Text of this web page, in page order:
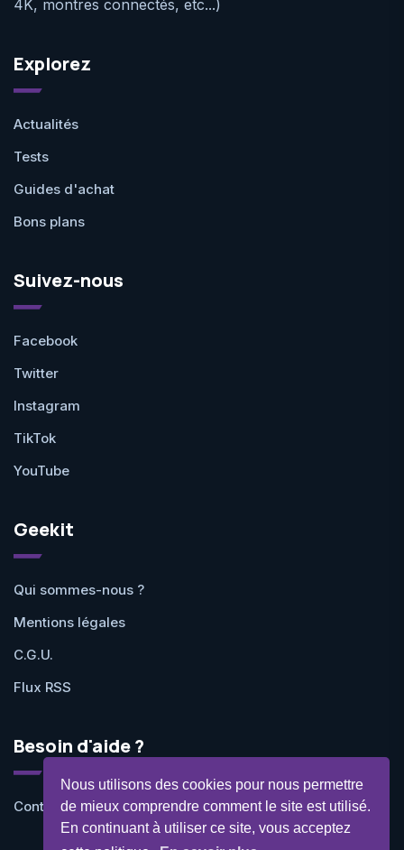
Nous utilisons des cookies pour nous permettre
de mieux comprendre comment le site est utilisé.
En continuant à utiliser ce site, vous acceptez
4K, montres connectés, etc...)
Explorez
Actualités
Tests
Guides d'achat
Bons plans
Suivez-nous
Facebook
Twitter
Instagram
TikTok
YouTube
Geekit
Qui sommes-nous ?
Mentions légales
C.G.U.
Flux RSS
Besoin d'aide ?
Contactez-nous